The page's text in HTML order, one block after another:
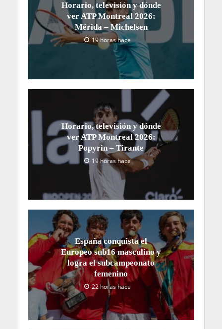
Horario, televisión y dónde
ver ATP Montreal 2026:
Mérida – Michelsen
19 horas hace
Horario, televisión y dónde
ver ATP Montreal 2026:
Popyrin – Tirante
19 horas hace
España conquista el
Europeo sub16 masculino y
logra el subcampeonato
femenino
22 horas hace